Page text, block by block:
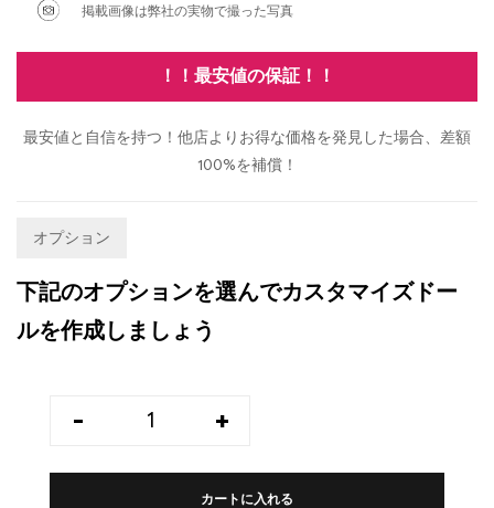
掲載画像は弊社の実物で撮った写真
！！最安値の保証！！
最安値と自信を持つ！他店よりお得な価格を発見した場合、差額
100%を補償！
オプション
下記のオプションを選んでカスタマイズドー
ルを作成しましょう
- +
カートに入れる